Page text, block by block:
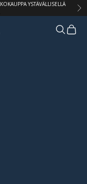
YSTÄVÄLLISELLÄ
AvaaAvaa